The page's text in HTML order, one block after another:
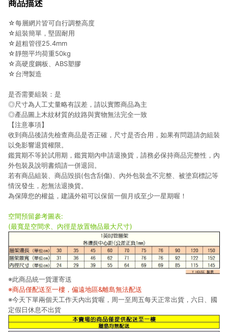
商品描述
☆每層網片皆可自行調整高度
☆組裝簡單，堅固耐用
☆超粗管徑25.4mm
☆靜態平均荷重50kg
☆高硬度鋼板、ABS塑膠
☆台灣製造
是否需要組裝：是
◎尺寸為人工丈量略有誤差，請以實際商品為主
◎產品圖上木紋材質的紋路與實物無法完全一致
【注意事項】
收到商品後請先檢查商品是否正確，尺寸是否合用，如果有問題請勿組裝
以免影響退貨權限。
鑑賞期不等於試用期，鑑賞期內申請退換貨，請務必保持商品完整性，內
外包裝及說明書煩請一併退回。
若有商品組裝、商品毀損(包含刮傷)、內外包裝盒不完整、被塗寫標記等
情況發生，恕無法退換貨。
為保障您的權益，建議外箱可以保留一個月或至少一星期喔！
空間預留參考圖表:
(最寬是空間求、內徑是放置物品最大尺寸)
※此商品統一貨運寄送
※商品僅配送至一樓，偏遠地區&離島無法配送
※今天下單兩個天工作天內出貨喔，周一至周五每天正常出貨，六日、國
定假日休息不出貨